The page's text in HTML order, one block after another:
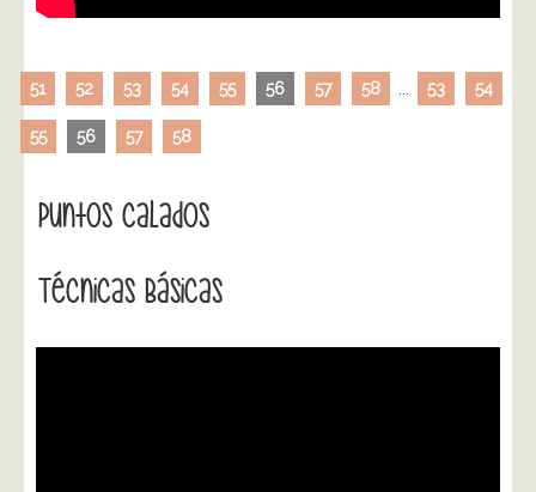
51 52 53 54 55 56 57 58 53 54
55 56 57 58
Puntos Calados
Técnicas Básicas